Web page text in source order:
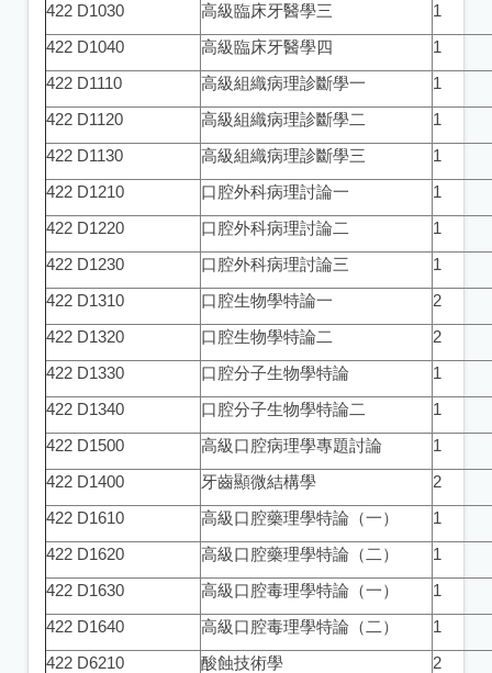
422 D1030
高級臨床牙醫學三
1
422 D1040
高級臨床牙醫學四
1
422 D1110
高級組織病理診斷學一
1
422 D1120
高級組織病理診斷學二
1
422 D1130
高級組織病理診斷學三
1
422 D1210
口腔外科病理討論一
1
422 D1220
口腔外科病理討論二
1
422 D1230
口腔外科病理討論三
1
422 D1310
口腔生物學特論一
2
422 D1320
口腔生物學特論二
2
422 D1330
口腔分子生物學特論
1
422 D1340
口腔分子生物學特論二
1
422 D1500
高級口腔病理學專題討論
1
422 D1400
牙齒顯微結構學
2
422 D1610
高級口腔藥理學特論（一）
1
422 D1620
高級口腔藥理學特論（二）
1
422 D1630
高級口腔毒理學特論（一）
1
422 D1640
高級口腔毒理學特論（二）
1
422 D6210
酸蝕技術學
2